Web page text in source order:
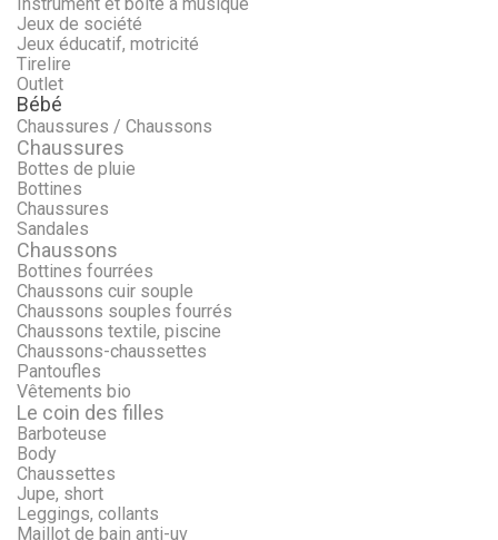
Jeux de société
Jeux éducatif, motricité
Tirelire
Outlet
Bébé
Chaussures / Chaussons
Chaussures
Bottes de pluie
Bottines
Chaussures
Sandales
Chaussons
Bottines fourrées
Chaussons cuir souple
Chaussons souples fourrés
Chaussons textile, piscine
Chaussons-chaussettes
Pantoufles
Vêtements bio
Le coin des filles
Barboteuse
Body
Chaussettes
Jupe, short
Leggings, collants
Maillot de bain anti-uv